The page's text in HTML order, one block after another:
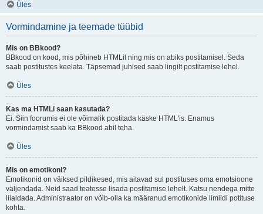
Üles
Vormindamine ja teemade tüübid
Mis on BBkood?
BBkood on kood, mis põhineb HTMLil ning mis on abiks postitamisel. Seda
saab postitustes keelata. Täpsemad juhised saab lingilt postitamise lehel.
Üles
Kas ma HTMLi saan kasutada?
Ei. Siin foorumis ei ole võimalik postitada käske HTML'is. Enamus
vormindamist saab ka BBkood abil teha.
Üles
Mis on emotikoni?
Emotikonid on väiksed pildikesed, mis aitavad sul postituses oma emotsioone
väljendada. Neid saad teatesse lisada postitamise lehelt. Katsu nendega mitte
liialdada. Administraator on võib-olla ka määranud emotikonide limiidi potituse
kohta.